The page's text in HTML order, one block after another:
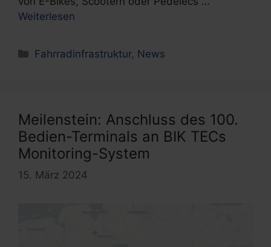
Weiterlesen
Kategorien
Fahrradinfrastruktur, News
Meilenstein: Anschluss des 100.
Bedien-Terminals an BIK TECs
Monitoring-System
15. März 2024